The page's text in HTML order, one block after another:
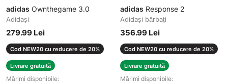
adidas Ownthegame 3.0
Adidași
279.99 Lei
Cod NEW20 cu reducere de 20%
Livrare gratuită
Mărimi disponibile:
adidas Response 2
Adidași bărbați
356.99 Lei
Cod NEW20 cu reducere de 20%
Livrare gratuită
Mărimi disponibile: